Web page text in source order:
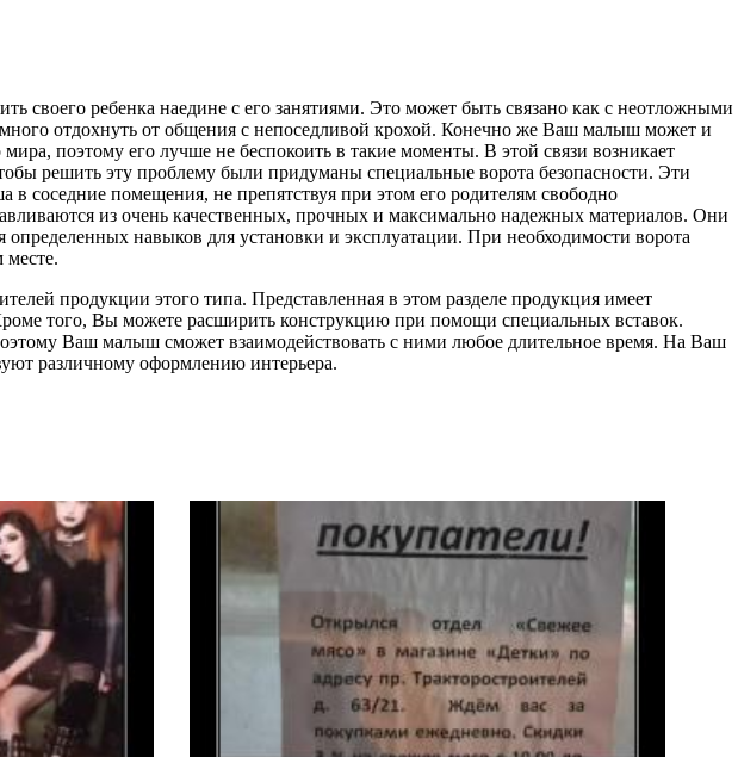
своего ребенка наедине с его занятиями. Это может быть связано как с неотложными
отдохнуть от общения с непоседливой крохой. Конечно же Ваш малыш может и
поэтому его лучше не беспокоить в такие моменты. В этой связи возникает
решить эту проблему были придуманы специальные ворота безопасности. Эти
соседние помещения, не препятствуя при этом его родителям свободно
из очень качественных, прочных и максимально надежных материалов. Они
навыков для установки и эксплуатации. При необходимости ворота
месте.
продукции этого типа. Представленная в этом разделе продукция имеет
того, Вы можете расширить конструкцию при помощи специальных вставок.
Ваш малыш сможет взаимодействовать с ними любое длительное время. На Ваш
различному оформлению интерьера.